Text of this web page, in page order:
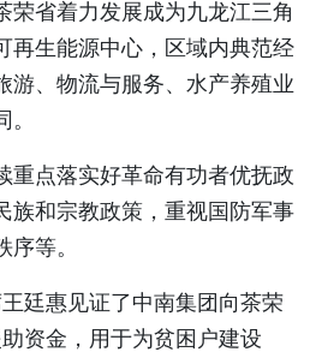
荣省着力发展成为九龙江三角
再生能源中心，区域内典范经
游、物流与服务、水产养殖业
重点落实好革命有功者优抚政
族和宗教政策，重视国防军事
等。
廷惠见证了中南集团向茶荣
资金，用于为贫困户建设